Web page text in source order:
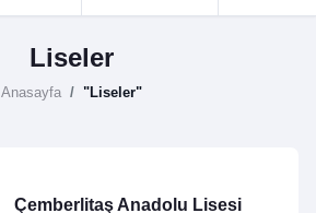
Liseler
Anasayfa "Liseler"
Çemberlitaş Anadolu Lisesi